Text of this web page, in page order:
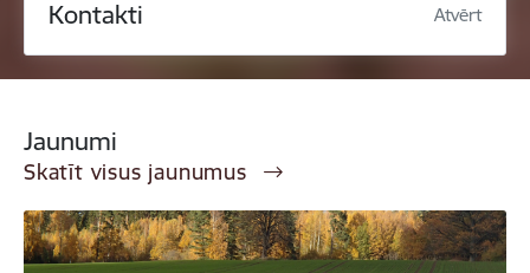
Kontakti Atvērt
Jaunumi
Skatīt visus jaunumus